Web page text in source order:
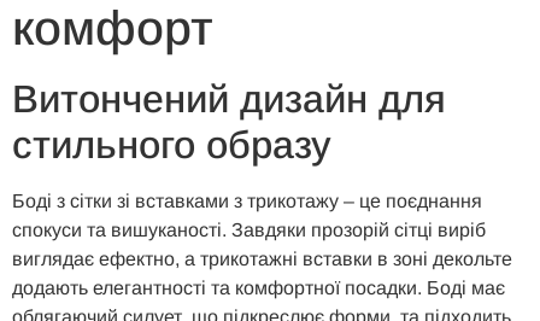
комфорт
Витончений дизайн для
стильного образу
Боді з сітки зі вставками з трикотажу – це поєднання
спокуси та вишуканості. Завдяки прозорій сітці виріб
виглядає ефектно, а трикотажні вставки в зоні декольте
додають елегантності та комфортної посадки. Боді має
облягаючий силует, що підкреслює форми, та підходить